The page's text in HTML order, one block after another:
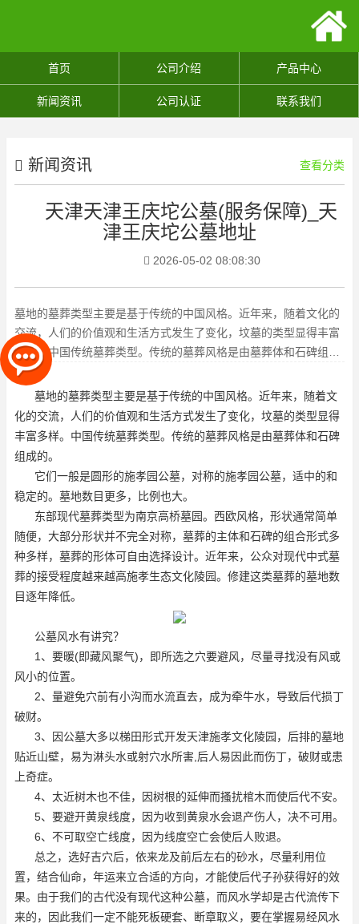
首页 公司介绍 产品中心
新闻资讯 公司认证 联系我们
新闻资讯 查看分类
天津天津王庆坨公墓(服务保障)_天
津王庆坨公墓地址
2026-05-02 08:08:30
墓地的墓葬类型主要是基于传统的中国风格。近年来，随着文化的
交流，人们的价值观和生活方式发生了变化，坟墓的类型显得丰富
多样。中国传统墓葬类型。传统的墓葬风格是由墓葬体和石碑组成
的。它们一般是圆形的，对称
墓地的墓葬类型主要是基于传统的中国风格。近年来，随着文
化的交流，人们的价值观和生活方式发生了变化，坟墓的类型显得
丰富多样。中国传统墓葬类型。传统的墓葬风格是由墓葬体和石碑
组成的。
它们一般是圆形的施孝园公墓，对称的施孝园公墓，适中的和
稳定的。墓地数目更多，比例也大。
东部现代墓葬类型为南京高桥墓园。西欧风格，形状通常简单
随便，大部分形状并不完全对称，墓葬的主体和石碑的组合形式多
种多样，墓葬的形体可自由选择设计。近年来，公众对现代中式墓
葬的接受程度越来越高施孝生态文化陵园。修建这类墓葬的墓地数
目逐年降低。
公墓风水有讲究？
1、要暖(即藏风聚气)，即所选之穴要避风，尽量寻找没有风或
风小的位置。
2、量避免穴前有小沟而水流直去，成为牵牛水，导致后代损丁
破财。
3、因公墓大多以梯田形式开发天津施孝文化陵园 ，后排的墓地
贴近山壁，易为淋头水或射穴水所害,后人易因此而伤丁，破财或患
上奇症。
4、太近树木也不佳，因树根的延伸而搔扰棺木而使后代不安。
5、要避开黄泉线度，因为收到黄泉水会退产伤人，决不可用。
6、不可取空亡线度，因为线度空亡会使后人败退。
总之，选好吉穴后，依来龙及前后左右的砂水，尽量利用位
置，结合仙命，年运来立合适的方向，才能使后代子孙获得好的效
果。由于我们的古代没有现代这种公墓，而风水学却是古代流传下
来的，因此我们一定不能死板硬套、断章取义，要在掌握易经风水